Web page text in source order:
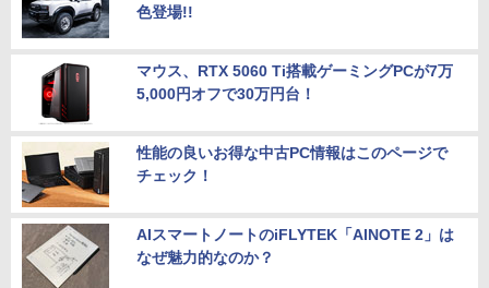
色登場!!
マウス、RTX 5060 Ti搭載ゲーミングPCが7万
5,000円オフで30万円台！
性能の良いお得な中古PC情報はこのページで
チェック！
AIスマートノートのiFLYTEK「AINOTE 2」は
なぜ魅力的なのか？